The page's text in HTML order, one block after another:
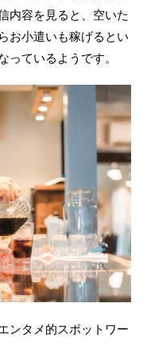
内容を見ると、空いた
お小遣いも稼げるとい
っているようです。
ンタメ的スポットワー